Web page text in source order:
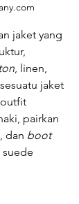
jaket yang
, linen,
jaket
pairkan
dan boot